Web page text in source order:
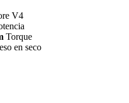
V4
Torque
en seco